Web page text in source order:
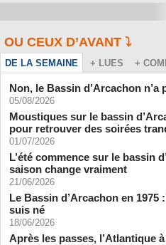
OU CEUX D’AVANT ⤵️
DE LA SEMAINE + LUES +
Non, le Bassin d’Arcachon n’a
05/08/2026
Moustiques sur le bassin
pour retrouver des soirées
01/07/2026
L’été commence sur le bassin
saison change vraiment
21/06/2026
Le Bassin d’Arcachon en 1975
suis né
18/06/2026
Après les passes, l’Atlantique